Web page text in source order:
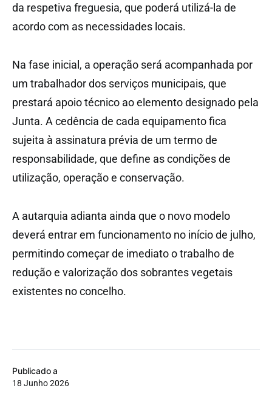
Publicado a
18 Junho 2026
da respetiva freguesia, que poderá utilizá-la de
acordo com as necessidades locais.
Na fase inicial, a operação será acompanhada por
um trabalhador dos serviços municipais, que
prestará apoio técnico ao elemento designado pela
Junta. A cedência de cada equipamento fica
sujeita à assinatura prévia de um termo de
responsabilidade, que define as condições de
utilização, operação e conservação.
A autarquia adianta ainda que o novo modelo
deverá entrar em funcionamento no início de julho,
permitindo começar de imediato o trabalho de
redução e valorização dos sobrantes vegetais
existentes no concelho.